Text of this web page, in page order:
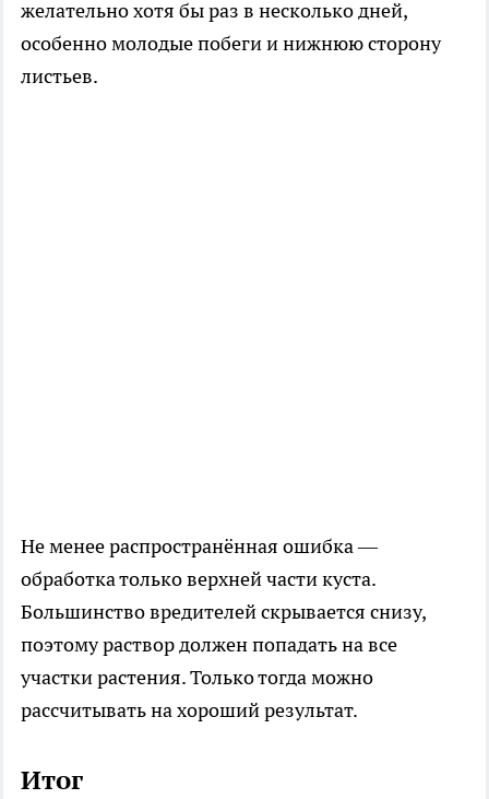
желательно хотя бы раз в несколько дней,
особенно молодые побеги и нижнюю сторону
листьев.
Не менее распространённая ошибка —
обработка только верхней части куста.
Большинство вредителей скрывается снизу,
поэтому раствор должен попадать на все
участки растения. Только тогда можно
рассчитывать на хороший результат.
Итог